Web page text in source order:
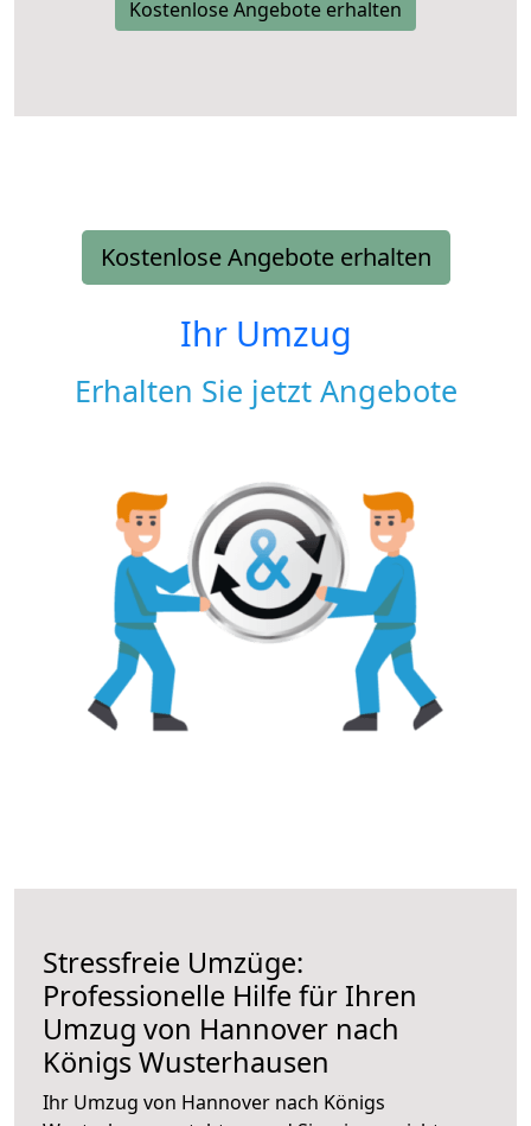
Kostenlose Angebote erhalten
Kostenlose Angebote erhalten
Ihr Umzug
Erhalten Sie jetzt Angebote
Stressfreie Umzüge:
Professionelle Hilfe für Ihren
Umzug von Hannover nach
Königs Wusterhausen
Ihr Umzug von Hannover nach Königs